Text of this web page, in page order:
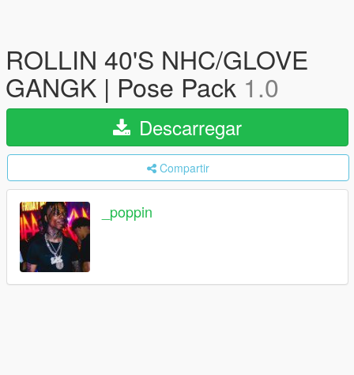
ROLLIN 40'S NHC/GLOVE
GANGK | Pose Pack 1.0
Descarregar
Compartir
_poppin